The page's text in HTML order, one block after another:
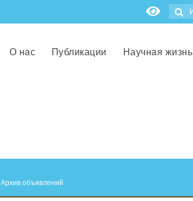
О нас Публикации Научная жизнь
Архив объявлений